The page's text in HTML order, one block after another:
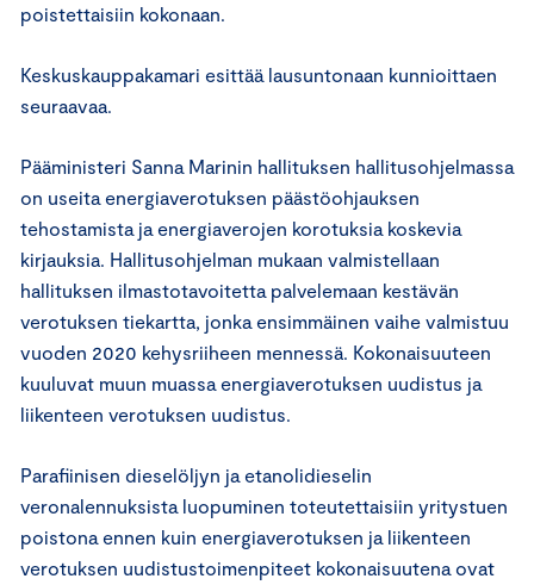
poistettaisiin kokonaan.
Keskuskauppakamari esittää lausuntonaan kunnioittaen
seuraavaa.
Pääministeri Sanna Marinin hallituksen hallitusohjelmassa
on useita energiaverotuksen päästöohjauksen
tehostamista ja energiaverojen korotuksia koskevia
kirjauksia. Hallitusohjelman mukaan valmistellaan
hallituksen ilmastotavoitetta palvelemaan kestävän
verotuksen tiekartta, jonka ensimmäinen vaihe valmistuu
vuoden 2020 kehysriiheen mennessä. Kokonaisuuteen
kuuluvat muun muassa energiaverotuksen uudistus ja
liikenteen verotuksen uudistus.
Parafiinisen dieselöljyn ja etanolidieselin
veronalennuksista luopuminen toteutettaisiin yritystuen
poistona ennen kuin energiaverotuksen ja liikenteen
verotuksen uudistustoimenpiteet kokonaisuutena ovat